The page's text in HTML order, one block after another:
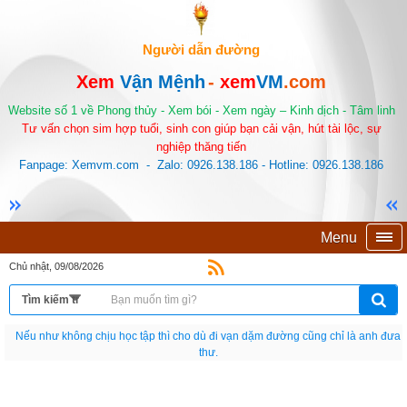
Người dẫn đường
Xem Vận Mệnh- xemVM.com
Website số 1 về Phong thủy - Xem bói - Xem ngày – Kinh dịch - Tâm linh
Tư vấn chọn sim hợp tuổi, sinh con giúp bạn cải vận, hút tài lộc, sự
nghiệp thăng tiến
Fanpage: Xemvm.com - Zalo: 0926.138.186 - Hotline: 0926.138.186
Menu
Chủ nhật, 09/08/2026
Nếu như không chịu học tập thì cho dù đi vạn dặm đường cũng chỉ là anh đưa
thư.